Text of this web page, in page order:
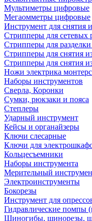
Мультиметры цифровые
Мегаомметры цифровые
Инструмент для снятия
Стрипперы для сетевых
Стрипперы для
Cтрипперы для снятия
Стрипперы для снятия
Ножи электрика
Наборы инструментов
Сверла, Коронки
Сумки, рюкзаки и пояса
Степлеры
Ударный инструмент
Кейсы и органайзеры
Ключи слесарные
Ключи для
Кольцесъемники
Наборы инструмента
Мерительный
Электроинструменты
Бокорезы
Инструмент для
Гидравлические помпы
Шиногибы, шинорезы,